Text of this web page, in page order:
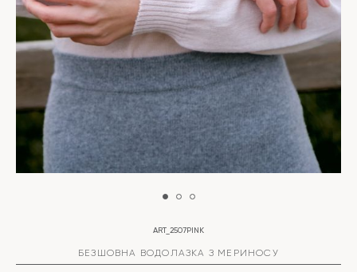
ART_2507PINK
БЕЗШОВНА ВОДОЛАЗКА З МЕРИНОСУ